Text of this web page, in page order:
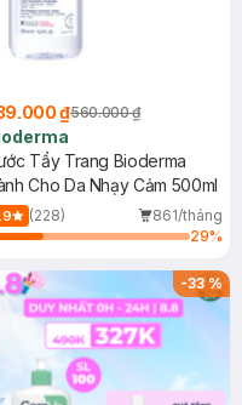
₫560.000 ₫
Tẩy Trang Bioderma
Cho Da Nhạy Cảm 500ml
(228)
861/tháng
29%
-33%